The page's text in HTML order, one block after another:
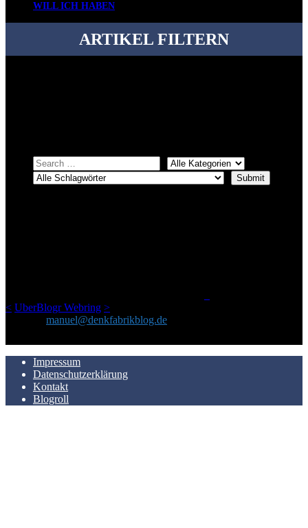
WILL ICH HABEN
ARTIKEL FILTERN
< UberBlogr Webring >
manuel@denkfabrikblog.de
Impressum
Datenschutzerklärung
Kontakt
Blogroll